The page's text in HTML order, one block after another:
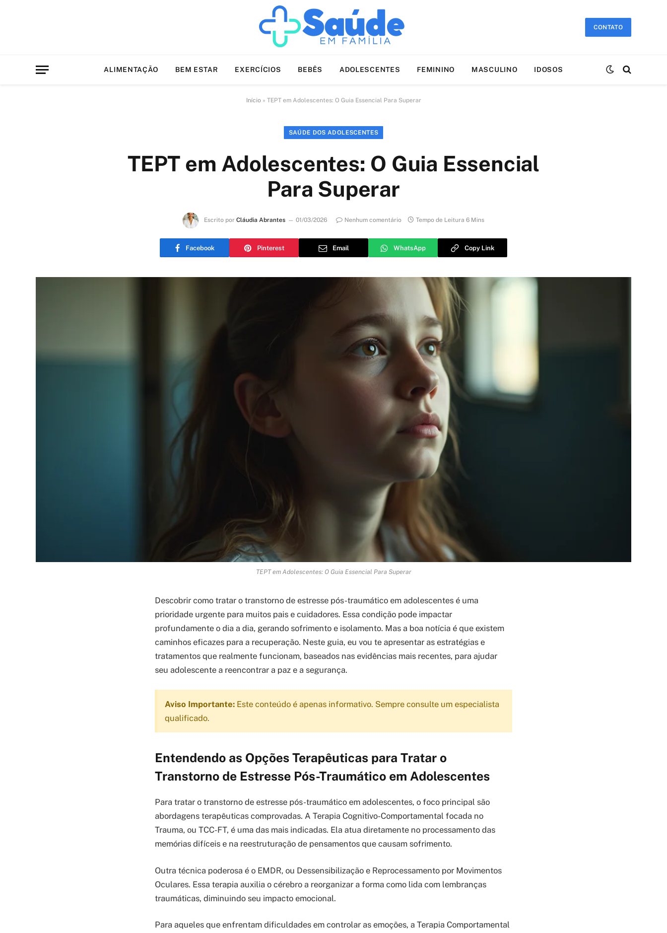
CONTATO
ALIMENTAÇÃO BEM ESTAR EXERCÍCIOS BEBÊS ADOLESCENTES FEMININO MASCULINO IDOSOS
Início » TEPT em Adolescentes: O Guia Essencial Para Superar
SAÚDE DOS ADOLESCENTES
TEPT em Adolescentes: O Guia Essencial
Para Superar
Escrito por Cláudia Abrantes 01/03/2026 Nenhum comentário Tempo de Leitura 6 Mins
Facebook Pinterest Email WhatsApp Copy Link
TEPT em Adolescentes: O Guia Essencial Para Superar
Descobrir como tratar o transtorno de estresse pós-traumático em adolescentes é uma
prioridade urgente para muitos pais e cuidadores. Essa condição pode impactar
profundamente o dia a dia, gerando sofrimento e isolamento. Mas a boa notícia é que existem
caminhos eficazes para a recuperação. Neste guia, eu vou te apresentar as estratégias e
tratamentos que realmente funcionam, baseados nas evidências mais recentes, para ajudar
seu adolescente a reencontrar a paz e a segurança.
Aviso Importante: Este conteúdo é apenas informativo. Sempre consulte um especialista
qualificado.
Entendendo as Opções Terapêuticas para Tratar o
Transtorno de Estresse Pós-Traumático em Adolescentes
Para tratar o transtorno de estresse pós-traumático em adolescentes, o foco principal são
abordagens terapêuticas comprovadas. A Terapia Cognitivo-Comportamental focada no
Trauma, ou TCC-FT, é uma das mais indicadas. Ela atua diretamente no processamento das
memórias difíceis e na reestruturação de pensamentos que causam sofrimento.
Outra técnica poderosa é o EMDR, ou Dessensibilização e Reprocessamento por Movimentos
Oculares. Essa terapia auxilia o cérebro a reorganizar a forma como lida com lembranças
traumáticas, diminuindo seu impacto emocional.
Para aqueles que enfrentam dificuldades em controlar as emoções, a Terapia Comportamental